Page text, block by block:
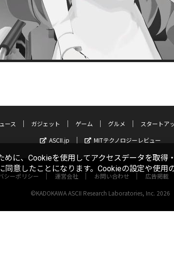
ース ガジェット ゲーム グルメ スタートア
ASCII.jp
MITテクノロジーレビュー
シーポリシー 運営会社 お問い合わせ 広告掲載
©KADOKAWA ASCII Research Laboratories, Inc. 2026
に、Cookieを使用してアクセスデータを取得
意したことになります。Cookieの設定や使用